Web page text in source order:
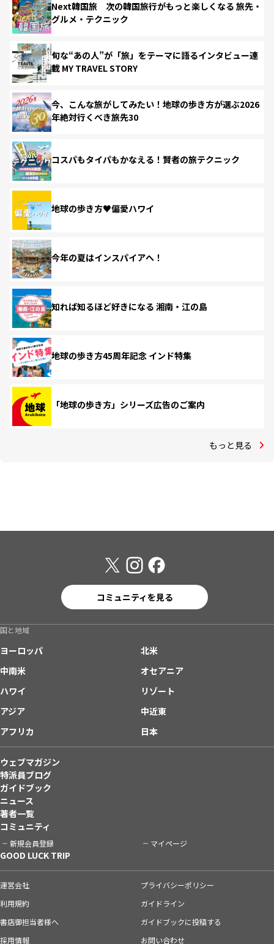
Next韓国旅 次の韓国旅行がもっと楽しくなる 旅先・
グルメ・テクニック
旬な“あの人”が「旅」をテーマに語るインタビュー連
載 MY TRAVEL STORY
今、こんな旅がしてみたい！地球の歩き方が選ぶ2026
年絶対行くべき旅先30
コスパもタイパもかなえる！賢者の旅テクニック
地球の歩き方♥偏愛ハワイ
今年の夏はインスパイアへ！
知れば知るほど好きになる 湘南・江の島
地球の歩き方45周年記念 インド特集
「地球の歩き方」シリーズ広告のご案内
もっと見る
コミュニティを見る
国と地域
ヨーロッパ
北米
中南米
オセアニア
ハワイ
リゾート
アジア
中近東
アフリカ
日本
ウェブマガジン
特派員ブログ
ガイドブック
ニュース
著者一覧
コミュニティ
新規会員登録 マイページ
GOOD LUCK TRIP
運営会社
プライバシーポリシー
利用規約
ガイドライン
書店御担当者様へ
ガイドブックに投稿する
採用情報
お問い合わせ